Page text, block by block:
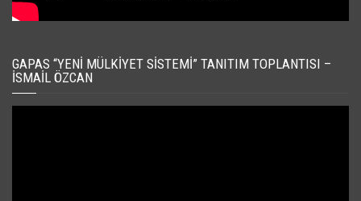
GAPAS “YENI MÜLKIYET SISTEMI” TANITIM TOPLANTISI –
İSMAIL ÖZCAN